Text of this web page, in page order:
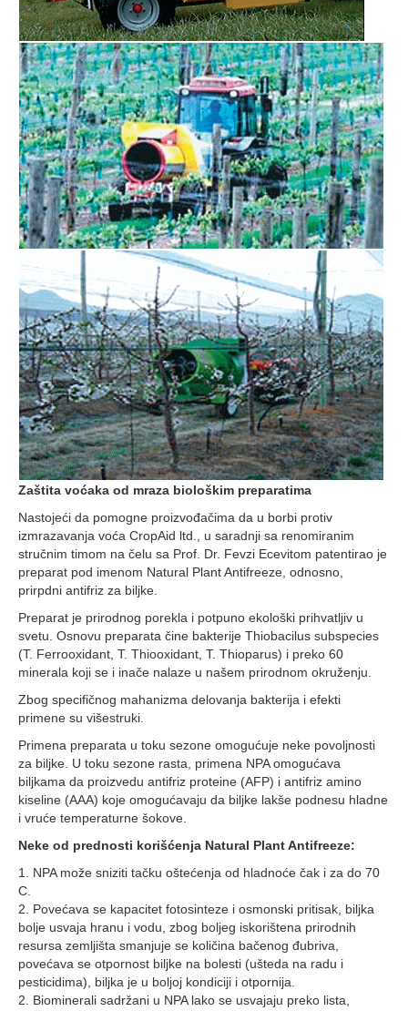
Zaštita voćaka od mraza biološkim preparatima
Nastojeći da pomogne proizvođačima da u borbi protiv
izmrazavanja voća CropAid ltd., u saradnji sa renomiranim
stručnim timom na čelu sa Prof. Dr. Fevzi Ecevitom patentirao je
preparat pod imenom Natural Plant Antifreeze, odnosno,
prirpdni antifriz za biljke.
Preparat je prirodnog porekla i potpuno ekološki prihvatljiv u
svetu. Osnovu preparata čine bakterije Thiobacilus subspecies
(T. Ferrooxidant, T. Thiooxidant, T. Thioparus) i preko 60
minerala koji se i inače nalaze u našem prirodnom okruženju.
Zbog specifičnog mahanizma delovanja bakterija i efekti
primene su višestruki.
Primena preparata u toku sezone omogućuje neke povoljnosti
za biljke. U toku sezone rasta, primena NPA omogućava
biljkama da proizvedu antifriz proteine (AFP) i antifriz amino
kiseline (AAA) koje omogućavaju da biljke lakše podnesu hladne
i vruće temperaturne šokove.
Neke od prednosti korišćenja Natural Plant Antifreeze:
1. NPA može sniziti tačku oštećenja od hladnoće čak i za do 70
C.
2. Povećava se kapacitet fotosinteze i osmonski pritisak, biljka
bolje usvaja hranu i vodu, zbog boljeg iskorištena prirodnih
resursa zemljišta smanjuje se količina bačenog đubriva,
povećava se otpornost biljke na bolesti (ušteda na radu i
pesticidima), biljka je u boljoj kondiciji i otpornija.
2. Biominerali sadržani u NPA lako se usvajaju preko lista,